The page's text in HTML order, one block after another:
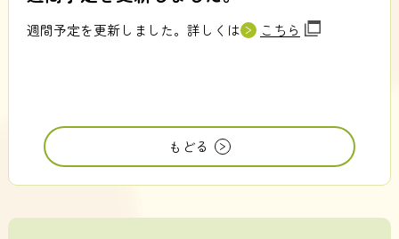
週間予定を更新しました。詳しくは こちら
もどる